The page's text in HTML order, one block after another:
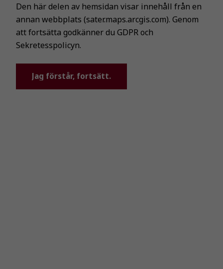
Den här delen av hemsidan visar innehåll från en
annan webbplats (sater.maps.arcgis.com). Genom
att fortsätta godkänner du GDPR och
Sekretesspolicyn.
Jag förstår, fortsätt.